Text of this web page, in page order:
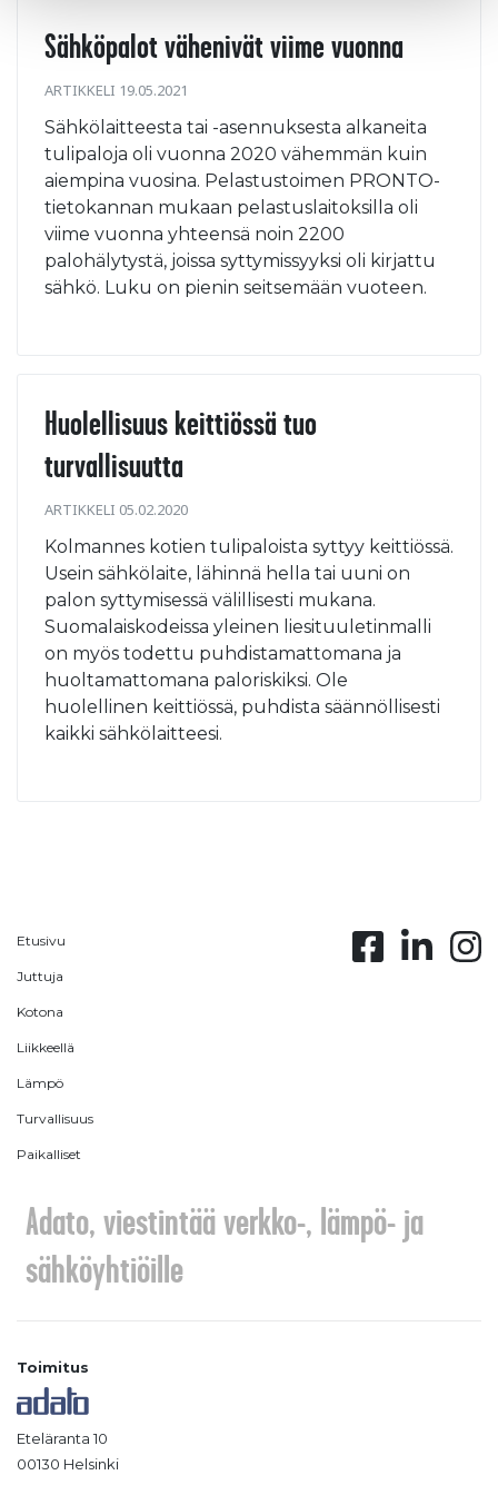
Sähköpalot vähenivät viime vuonna
ARTIKKELI 19.05.2021
Sähkölaitteesta tai -asennuksesta alkaneita
tulipaloja oli vuonna 2020 vähemmän kuin
aiempina vuosina. Pelastustoimen PRONTO-
tietokannan mukaan pelastuslaitoksilla oli
viime vuonna yhteensä noin 2200
palohälytystä, joissa syttymissyyksi oli kirjattu
sähkö. Luku on pienin seitsemään vuoteen.
Huolellisuus keittiössä tuo
turvallisuutta
ARTIKKELI 05.02.2020
Kolmannes kotien tulipaloista syttyy keittiössä.
Usein sähkölaite, lähinnä hella tai uuni on
palon syttymisessä välillisesti mukana.
Suomalaiskodeissa yleinen liesituuletinmalli
on myös todettu puhdistamattomana ja
huoltamattomana paloriskiksi. Ole
huolellinen keittiössä, puhdista säännöllisesti
kaikki sähkölaitteesi.
Etusivu
Juttuja
Kotona
Liikkeellä
Lämpö
Turvallisuus
Paikalliset
Adato, viestintää verkko-, lämpö- ja
sähköyhtiöille
Toimitus
Eteläranta 10
00130 Helsinki